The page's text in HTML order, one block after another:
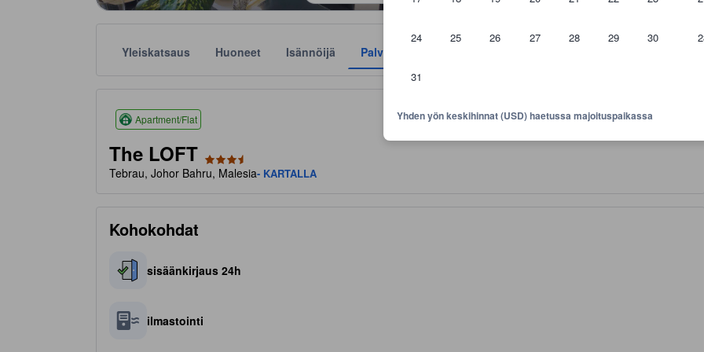
24 25 26 27 28 29 30
31
Yhden yön keskihinnat (USD) haetussa majoituspaikassa
Yleiskatsaus Huoneet Isännöijä Palvelut
Apartment/Flat
The LOFT
Tebrau, Johor Bahru, Malesia- KARTALLA
Kohokohdat
sisäänkirjaus 24h
ilmastointi